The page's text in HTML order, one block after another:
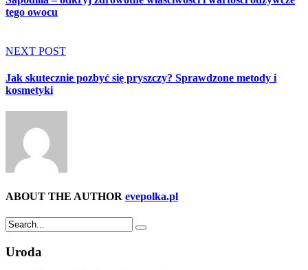
tego owocu
NEXT POST
Jak skutecznie pozbyć się pryszczy? Sprawdzone metody i
kosmetyki
ABOUT THE AUTHOR evepolka.pl
Uroda